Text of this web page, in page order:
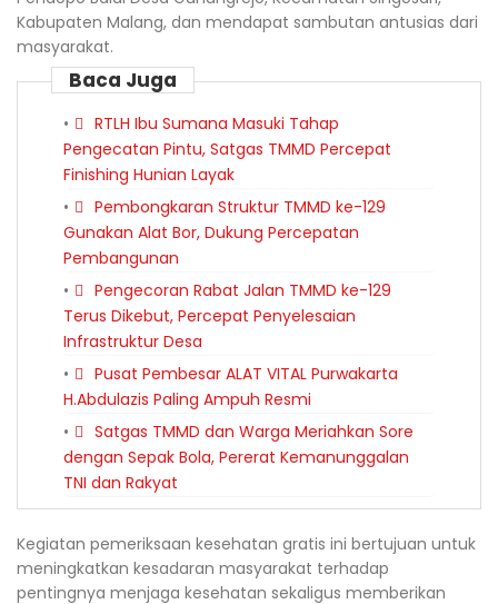
Kabupaten Malang, dan mendapat sambutan antusias dari
masyarakat.
Baca Juga
RTLH Ibu Sumana Masuki Tahap
Pengecatan Pintu, Satgas TMMD Percepat
Finishing Hunian Layak
Pembongkaran Struktur TMMD ke-129
Gunakan Alat Bor, Dukung Percepatan
Pembangunan
Pengecoran Rabat Jalan TMMD ke-129
Terus Dikebut, Percepat Penyelesaian
Infrastruktur Desa
Pusat Pembesar ALAT VITAL Purwakarta
H.Abdulazis Paling Ampuh Resmi
Satgas TMMD dan Warga Meriahkan Sore
dengan Sepak Bola, Pererat Kemanunggalan
TNI dan Rakyat
Kegiatan pemeriksaan kesehatan gratis ini bertujuan untuk
meningkatkan kesadaran masyarakat terhadap
pentingnya menjaga kesehatan sekaligus memberikan